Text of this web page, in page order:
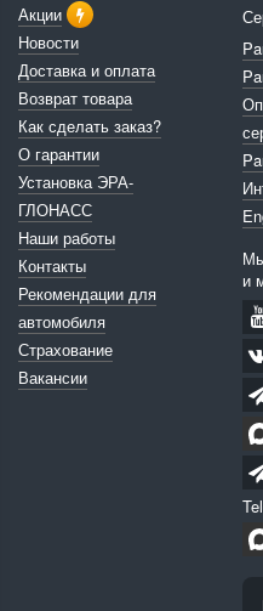
Акции
Новости
Доставка и оплата
Возврат товара
Как сделать заказ?
О гарантии
Установка ЭРА-
ГЛОНАСС
Наши работы
Контакты
Рекомендации для
автомобиля
Страхование
Вакансии
и